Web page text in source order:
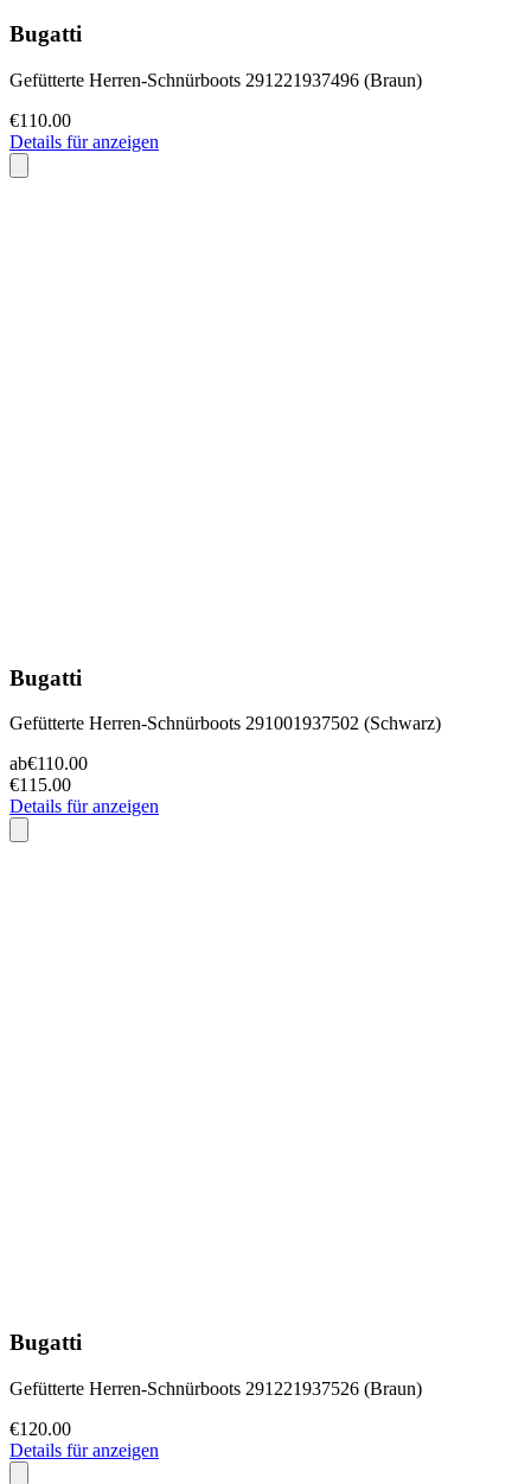
Bugatti
Gefütterte Herren-Schnürboots 291221937496 (Braun)
€110.00
Details für anzeigen
Bugatti
Gefütterte Herren-Schnürboots 291001937502 (Schwarz)
ab€110.00
€115.00
Details für anzeigen
Bugatti
Gefütterte Herren-Schnürboots 291221937526 (Braun)
€120.00
Details für anzeigen